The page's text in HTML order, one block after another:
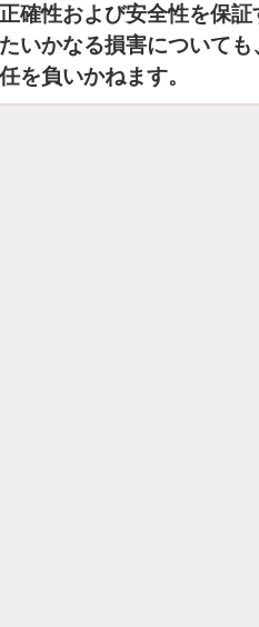
確性および安全性を保
いかなる損害について
を負いかねます。